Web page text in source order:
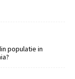
populatie in